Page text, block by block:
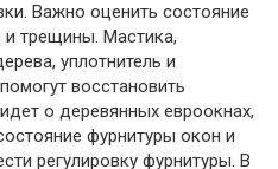
Важно оценить состояние
и трещины. Мастика,
уплотнитель и
восстановить
о деревянных евроокнах,
фурнитуры окон и
регулировку фурнитуры. В